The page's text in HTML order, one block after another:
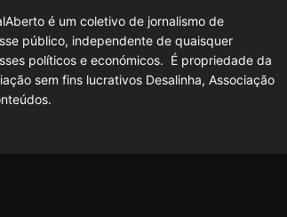
é um coletivo de jornalismo de
público, independente de quaisquer
políticos e económicos. É propriedade da
sem fins lucrativos Desalinha, Associação